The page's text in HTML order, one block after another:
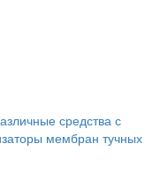
средства с
мембран тучных